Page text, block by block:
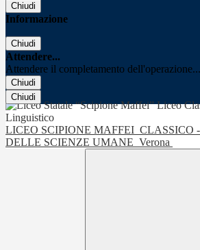
Chiudi
Informazione
Chiudi
Attendere...
Attendere il completamento dell'operazione...
Chiudi
Chiudi
LICEO SCIPIONE MAFFEI CLASSICO
DELLE SCIENZE UMANE Verona